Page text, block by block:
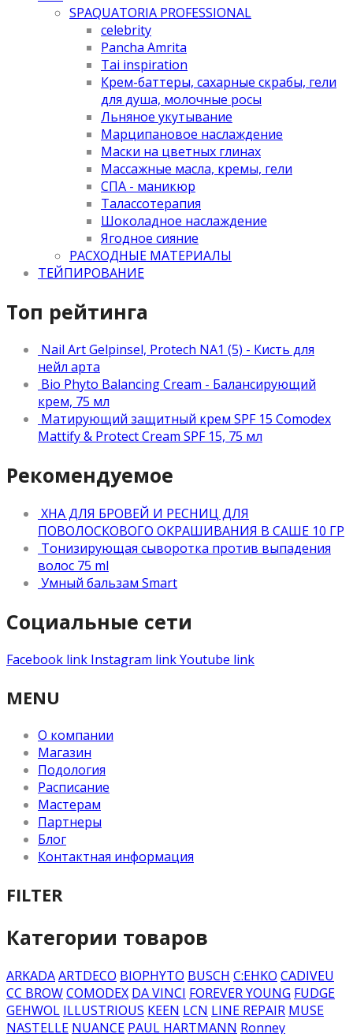
SPAQUATORIA PROFESSIONAL
celebrity
Pancha Amrita
Tai inspiration
Крем-баттеры, сахарные скрабы, гели
для душа, молочные росы
Льняное укутывание
Марципановое наслаждение
Маски на цветных глинах
Массажные масла, кремы, гели
СПА - маникюр
Талассотерапия
Шоколадное наслаждение
Ягодное сияние
РАСХОДНЫЕ МАТЕРИАЛЫ
ТЕЙПИРОВАНИЕ
Топ рейтинга
Nail Art Gelpinsel, Protech NA1 (5) - Кисть для
нейл арта
Bio Phyto Balancing Cream - Балансирующий
крем, 75 мл
Матирующий защитный крем SPF 15 Comodex
Mattify & Protect Cream SPF 15, 75 мл
Рекомендуемое
ХНА ДЛЯ БРОВЕЙ И РЕСНИЦ ДЛЯ
ПОВОЛОСКОВОГО ОКРАШИВАНИЯ В САШЕ 10 ГР
Тонизирующая сыворотка против выпадения
волос 75 ml
Умный бальзам Smart
Социальные сети
Facebook link Instagram linkYoutube link
MENU
О компании
Магазин
Подология
Расписание
Мастерам
Партнеры
Блог
Контактная информация
FILTER
Категории товаров
ARKADAARTDECO BIOPHYTO BUSCH C:EHKO CADIVEU
CC BROWCOMODEX DA VINCI FOREVER YOUNG FUDGE
GEHWOL ILLUSTRIOUS KEEN LCN LINE REPAIR MUSE
NASTELLE NUANCE PAUL HARTMANN Ronney